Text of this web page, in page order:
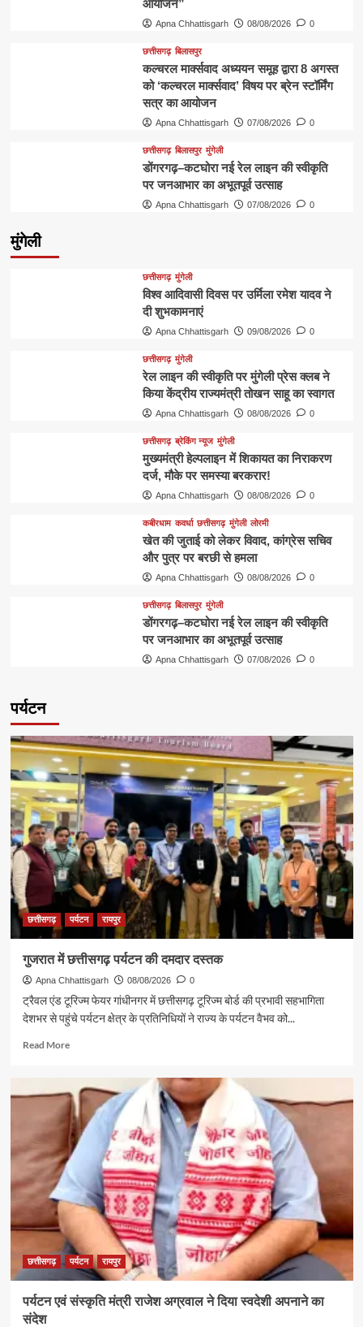
आयोजन”
Apna Chhattisgarh 08/08/2026 0
छत्तीसगढ़ बिलासपुर
कल्चरल मार्क्सवाद अध्ययन समूह द्वारा 8 अगस्त
को ‘कल्चरल मार्क्सवाद’ विषय पर ब्रेन स्टॉर्मिंग
सत्र का आयोजन
Apna Chhattisgarh 07/08/2026 0
छत्तीसगढ़ बिलासपुर मुंगेली
डोंगरगढ़–कटघोरा नई रेल लाइन की स्वीकृति
पर जनआभार का अभूतपूर्व उत्साह
Apna Chhattisgarh 07/08/2026 0
मुंगेली
छत्तीसगढ़ मुंगेली
विश्व आदिवासी दिवस पर उर्मिला रमेश यादव ने
दी शुभकामनाएं
Apna Chhattisgarh 09/08/2026 0
छत्तीसगढ़ मुंगेली
रेल लाइन की स्वीकृति पर मुंगेली प्रेस क्लब ने
किया केंद्रीय राज्यमंत्री तोखन साहू का स्वागत
Apna Chhattisgarh 08/08/2026 0
छत्तीसगढ़ ब्रेकिंग न्यूज मुंगेली
मुख्यमंत्री हेल्पलाइन में शिकायत का निराकरण
दर्ज, मौके पर समस्या बरकरार!
Apna Chhattisgarh 08/08/2026 0
कबीरधाम कवर्धा छत्तीसगढ़ मुंगेली लोरमी
खेत की जुताई को लेकर विवाद, कांग्रेस सचिव
और पुत्र पर बरछी से हमला
Apna Chhattisgarh 08/08/2026 0
छत्तीसगढ़ बिलासपुर मुंगेली
डोंगरगढ़–कटघोरा नई रेल लाइन की स्वीकृति
पर जनआभार का अभूतपूर्व उत्साह
Apna Chhattisgarh 07/08/2026 0
पर्यटन
छत्तीसगढ़ पर्यटन रायपुर
गुजरात में छत्तीसगढ़ पर्यटन की दमदार दस्तक
Apna Chhattisgarh 08/08/2026 0
ट्रैवल एंड टूरिज्म फेयर गांधीनगर में छत्तीसगढ़ टूरिज्म बोर्ड की प्रभावी सहभागिता
देशभर से पहुंचे पर्यटन क्षेत्र के प्रतिनिधियों ने राज्य के पर्यटन वैभव को...
Read MoreRead
गुजरात
में
छत्तीसगढ़
पर्यटन
की
दमदार
दस्तक
छत्तीसगढ़ पर्यटन रायपुर
पर्यटन एवं संस्कृति मंत्री राजेश अग्रवाल ने दिया स्वदेशी अपनाने का
संदेश